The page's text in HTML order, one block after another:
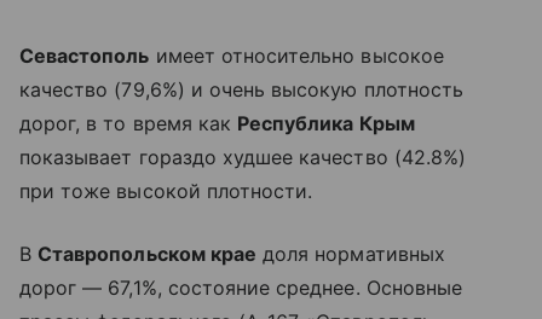
Севастополь имеет относительно высокое
качество (79,6%) и очень высокую плотность
дорог, в то время как Республика Крым
показывает гораздо худшее качество (42.8%)
при тоже высокой плотности.
В Ставропольском крае доля нормативных
дорог — 67,1%, состояние среднее. Основные